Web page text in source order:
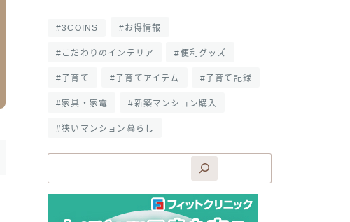
3COINS お得情報
こだわりのインテリア 便利グッズ
子育て 子育てアイテム 子育て記録
家具・家電 新築マンション購入
狭いマンション暮らし